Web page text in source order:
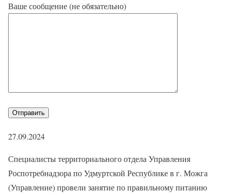
Ваше сообщение (не обязательно)
27.09.2024
Специалисты территориального отдела Управления
Роспотребнадзора по Удмуртской Республике в г. Можга
(Управление) провели занятие по правильному питанию